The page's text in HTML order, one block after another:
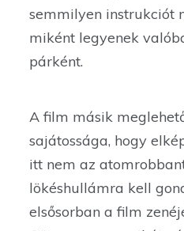
semmilyen instrukciót
miként legyenek
párként.
A film másik
sajátossága, hogy
itt nem az
lökéshullámra kell
elsősorban a film